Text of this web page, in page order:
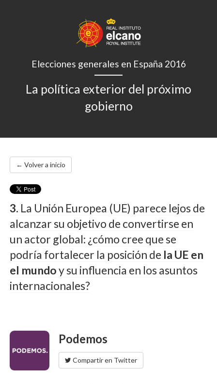
Elecciones generales en España 2016
La política exterior del próximo
gobierno
← Volver a inicio
3. La Unión Europea (UE) parece lejos de
alcanzar su objetivo de convertirse en
un actor global: ¿cómo cree que se
podría fortalecer la posición de la UE en
el mundoy su influencia en los asuntos
internacionales?
Podemos
Compartir en Twitter